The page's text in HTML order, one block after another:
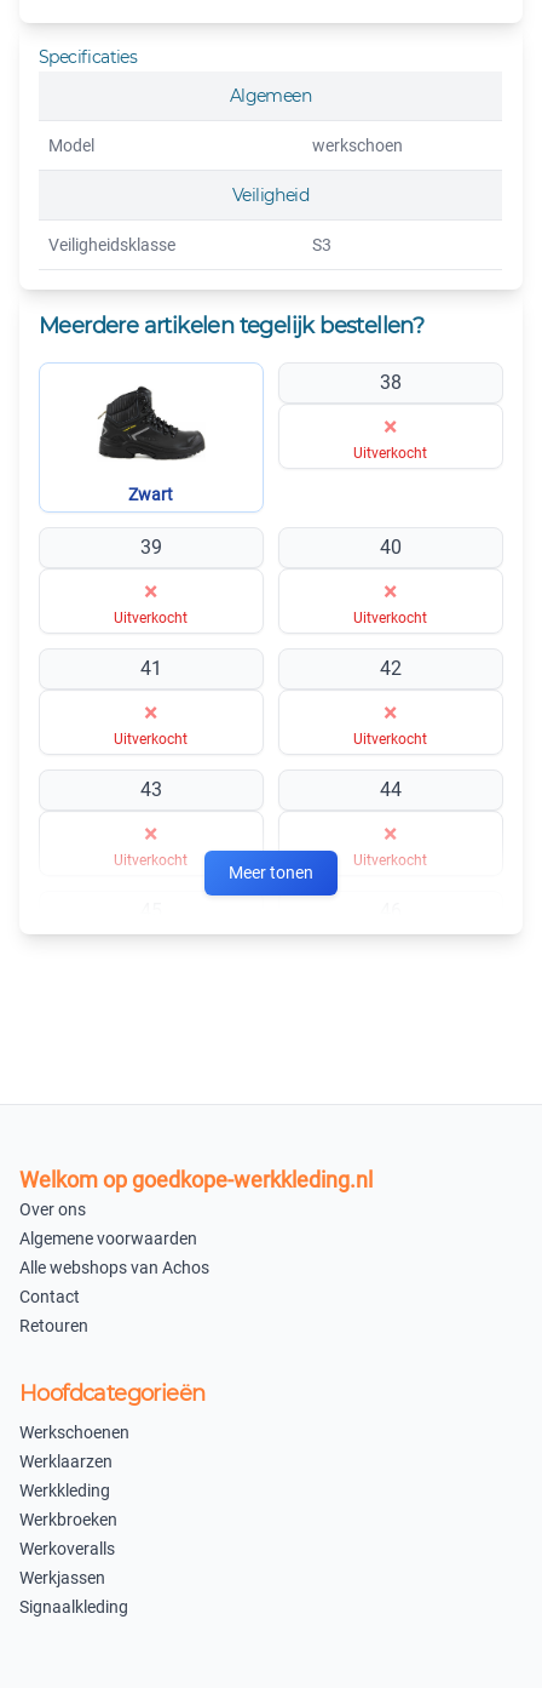
Specificaties
Algemeen
Model werkschoen
Veiligheid
Veiligheidsklasse S3
Meerdere artikelen tegelijk bestellen?
Zwart
38
×
Uitverkocht
39
×
Uitverkocht
40
×
Uitverkocht
41
×
Uitverkocht
42
×
Uitverkocht
43
×
Uitverkocht
44
×
Uitverkocht
Uitverkocht Uitverkocht
Meer tonen
Welkom op goedkope-werkkleding.nl
Over ons
Algemene voorwaarden
Alle webshops van Achos
Contact
Retouren
Hoofdcategorieën
Werkschoenen
Werklaarzen
Werkkleding
Werkbroeken
Werkoveralls
Werkjassen
Signaalkleding